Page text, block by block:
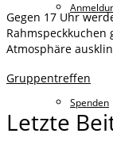
Spenden
Gegen 17 Uhr
Atmosphäre
Gruppentreffen
Letzte